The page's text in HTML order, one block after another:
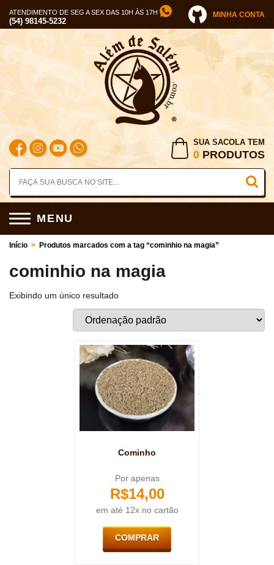
ATENDIMENTO DE SEG A SEX DAS 10H ÀS 17H
(54) 98145-5232
MINHA CONTA
SUA SACOLA TEM
0 PRODUTOS
MENU
Início > Produtos marcados com a tag “cominhio na magia”
cominhio na magia
Exibindo um único resultado
Cominho
Por apenas
R$14,00
em até 12x no cartão
COMPRAR